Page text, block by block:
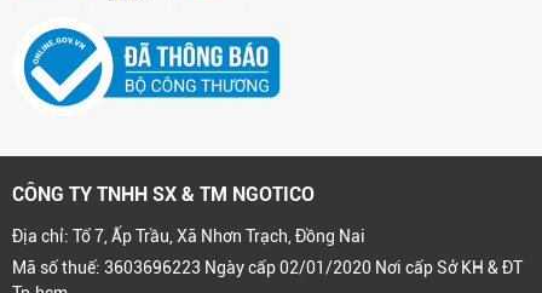
CÔNG TY TNHH SX & TM NGOTICO
Địa chỉ: Tổ 7, Ấp Trầu, Xã Nhơn Trạch, Đồng Nai
Mã số thuế: 3603696223 Ngày cấp 02/01/2020 Nơi cấp Sở KH & ĐT